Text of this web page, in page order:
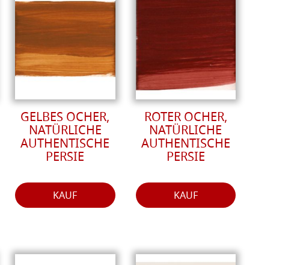
GELBES OCHER,
NATÜRLICHE
AUTHENTISCHE
PERSIE
KAUF
ROTER OCHER,
NATÜRLICHE
AUTHENTISCHE
PERSIE
KAUF